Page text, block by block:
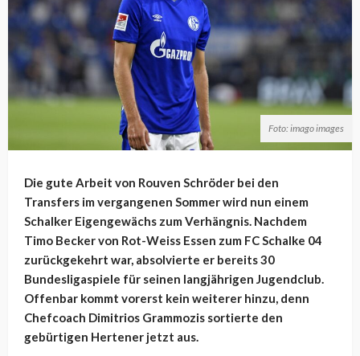
Foto: imago images
Die gute Arbeit von Rouven Schröder bei den
Transfers im vergangenen Sommer wird nun einem
Schalker Eigengewächs zum Verhängnis. Nachdem
Timo Becker von Rot-Weiss Essen zum FC Schalke 04
zurückgekehrt war, absolvierte er bereits 30
Bundesligaspiele für seinen langjährigen Jugendclub.
Offenbar kommt vorerst kein weiterer hinzu, denn
Chefcoach Dimitrios Grammozis sortierte den
gebürtigen Hertener jetzt aus.